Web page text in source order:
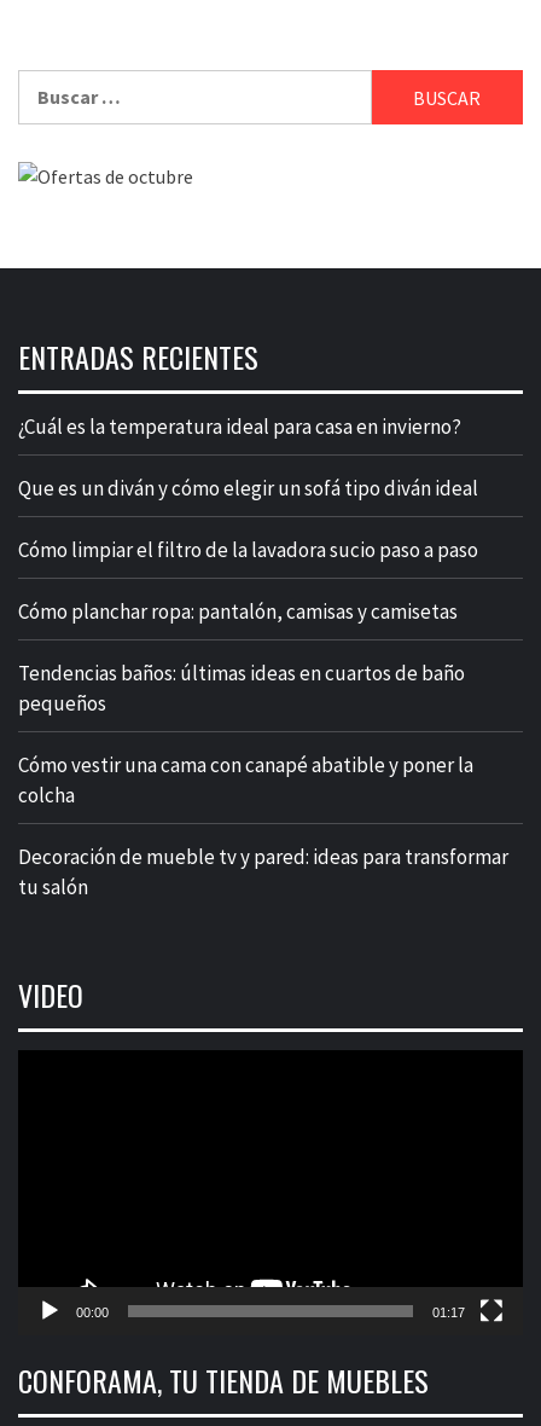
ENTRADAS RECIENTES
¿Cuál es la temperatura ideal para casa en invierno?
Que es un diván y cómo elegir un sofá tipo diván ideal
Cómo limpiar el filtro de la lavadora sucio paso a paso
Cómo planchar ropa: pantalón, camisas y camisetas
Tendencias baños: últimas ideas en cuartos de baño
pequeños
Cómo vestir una cama con canapé abatible y poner la
colcha
Decoración de mueble tv y pared: ideas para transformar
tu salón
VIDEO
00:00 01:17
CONFORAMA, TU TIENDA DE MUEBLES